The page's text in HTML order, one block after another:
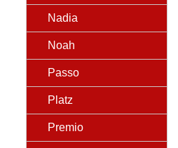
Nadia
Noah
Passo
Platz
Premio